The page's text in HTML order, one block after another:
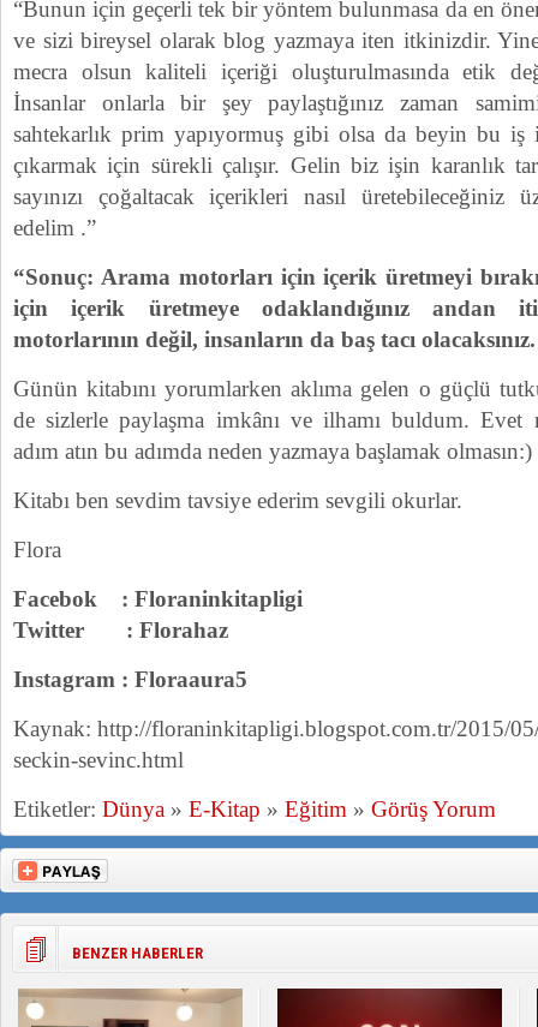
“Bunun için geçerli tek bir yöntem bulunmasa da en
ve sizi bireysel olarak blog yazmaya iten itkinizdir.
mecra olsun kaliteli içeriği oluşturulmasında etik
İnsanlar onlarla bir şey paylaştığınız zaman
sahtekarlık prim yapıyormuş gibi olsa da beyin bu
çıkarmak için sürekli çalışır. Gelin biz işin karanlık
sayınızı çoğaltacak içerikleri nasıl üretebileceğiniz
edelim .”
“Sonuç: Arama motorları için içerik üretmeyi
için içerik üretmeye odaklandığınız andan
motorlarının değil, insanların da baş tacı
Günün kitabını yorumlarken aklıma gelen o güçlü
de sizlerle paylaşma imkânı ve ilhamı buldum. Evet
adım atın bu adımda neden yazmaya başlamak olmasın:)
Kitabı ben sevdim tavsiye ederim sevgili okurlar.
Flora
Facebok : Floraninkitapligi
Twitter : Florahaz
Instagram : Floraaura5
Kaynak: http://floraninkitapligi.blogspot.com.tr/2015/
seckin-sevinc.html
Etiketler: Dünya » E-Kitap » Eğitim » Görüş Yorum
BENZER HABERLER